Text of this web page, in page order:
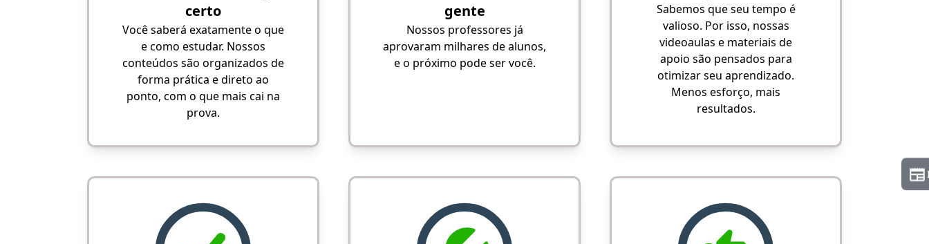
certo
Você saberá exatamente o que
e como estudar. Nossos
conteúdos são organizados de
forma prática e direto ao
ponto, com o que mais cai na
prova.
gente
Nossos professores já
aprovaram milhares de alunos,
e o próximo pode ser você.
Sabemos que seu tempo é
valioso. Por isso, nossas
videoaulas e materiais de
apoio são pensados para
otimizar seu aprendizado.
Menos esforço, mais
resultados.